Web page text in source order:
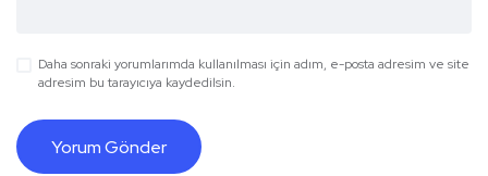
Daha sonraki yorumlarımda kullanılması için adım, e-posta adresim ve site
adresim bu tarayıcıya kaydedilsin.